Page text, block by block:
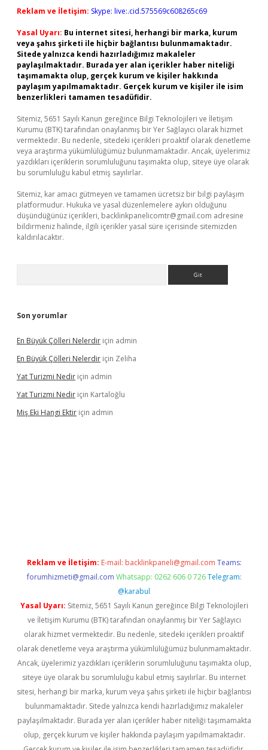
Reklam ve İletişim: Skype: live:.cid.575569c608265c69
Yasal Uyarı: Bu internet sitesi, herhangi bir marka, kurum
veya şahıs şirketi ile hiçbir bağlantısı bulunmamaktadır.
Sitede yalnızca kendi hazırladığımız makaleler
paylaşılmaktadır. Burada yer alan içerikler haber niteliği
taşımamakta olup, gerçek kurum ve kişiler hakkında
paylaşım yapılmamaktadır. Gerçek kurum ve kişiler ile isim
benzerlikleri tamamen tesadüfidir.
Sitemiz, 5651 Sayılı Kanun gereğince Bilgi Teknolojileri ve İletişim
Kurumu (BTK) tarafından onaylanmış bir Yer Sağlayıcı olarak hizmet
vermektedir. Bu nedenle, sitedeki içerikleri proaktif olarak denetleme
veya araştırma yükümlülüğümüz bulunmamaktadır. Ancak, üyelerimiz
yazdıkları içeriklerin sorumluluğunu taşımakta olup, siteye üye olarak
bu sorumluluğu kabul etmiş sayılırlar.
Sitemiz, kar amacı gütmeyen ve tamamen ücretsiz bir bilgi paylaşım
platformudur. Hukuka ve yasal düzenlemelere aykırı olduğunu
düşündüğünüz içerikleri, backlinkpanelicomtr@gmail.com adresine
bildirmeniz halinde, ilgili içerikler yasal süre içerisinde sitemizden
kaldırılacaktır.
Son yorumlar
En Büyük Çölleri Nelerdir için admin
En Büyük Çölleri Nelerdir için Zeliha
Yat Turizmi Nedir için admin
Yat Turizmi Nedir için Kartaloğlu
Miş Eki Hangi Ektir için admin
Reklam ve İletişim: E-mail: backlinkpaneli@gmail.com Teams:
forumhizmeti@gmail.com Whatsapp: 0262 606 0 726 Telegram:
@karabul
Yasal Uyarı: Sitemiz, 5651 Sayılı Kanun gereğince Bilgi Teknolojileri
ve İletişim Kurumu (BTK) tarafından onaylanmış bir Yer Sağlayıcı
olarak hizmet vermektedir. Bu nedenle, sitedeki içerikleri proaktif
olarak denetleme veya araştırma yükümlülüğümüz bulunmamaktadır.
Ancak, üyelerimiz yazdıkları içeriklerin sorumluluğunu taşımakta olup,
siteye üye olarak bu sorumluluğu kabul etmiş sayılırlar. Bu internet
sitesi, herhangi bir marka, kurum veya şahıs şirketi ile hiçbir bağlantısı
bulunmamaktadır. Sitede yalnızca kendi hazırladığımız makaleler
paylaşılmaktadır. Burada yer alan içerikler haber niteliği taşımamakta
olup, gerçek kurum ve kişiler hakkında paylaşım yapılmamaktadır.